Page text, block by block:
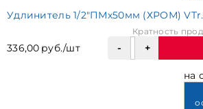
Удлинитель 1/2"ПМх50мм (ХРОМ)
336,00 руб./шт
Кратность
на